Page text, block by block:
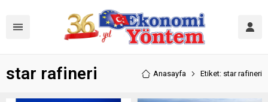
star rafineri Anasayfa Etiket: star rafineri